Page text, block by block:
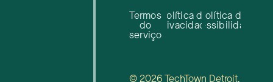
Termos
do
serviço
Política de
privacidade
Política de
acessibilidade
© 2026 TechTown Detroit.